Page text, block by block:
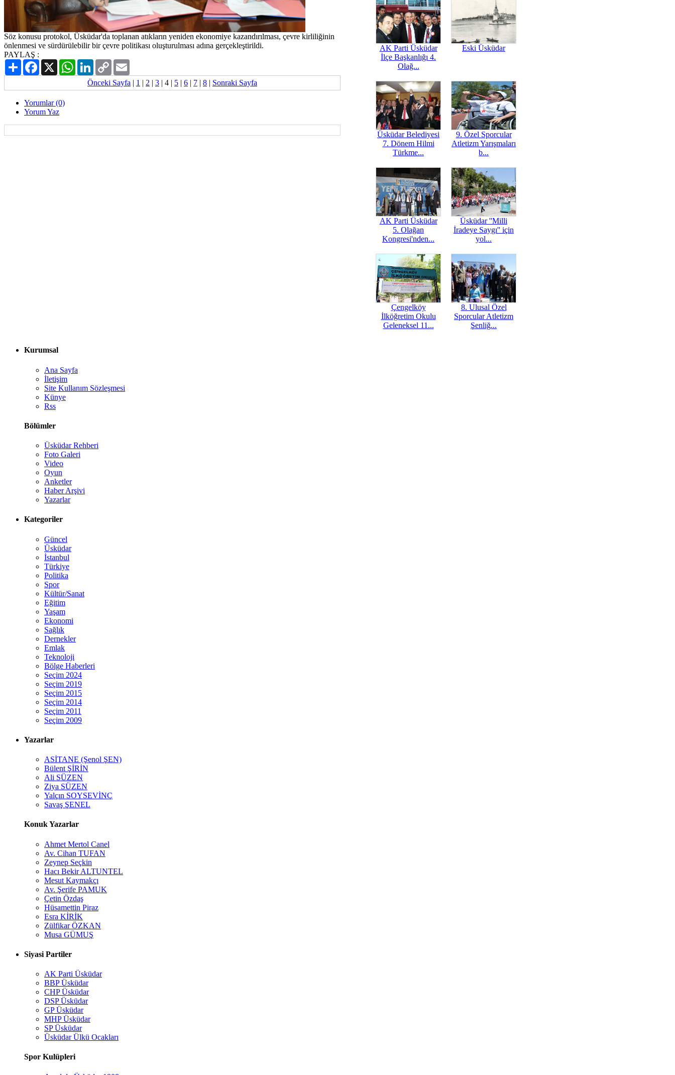
Söz konusu protokol, Üsküdar'da toplanan atıkların yeniden ekonomiye kazandırılması, çevre kirliliğinin
önlenmesi ve sürdürülebilir bir çevre politikası oluşturulması adına gerçekleştirildi.
PAYLAŞ :
PaylaşFacebook
X WhatsAppLinkedIn
Copy
Link
Önceki Sayfa | 1 | 2 | 3 | 4 | 5 | 6 | 7 | 8 | Sonraki Sayfa
Yorumlar (0)
Yorum Yaz
AK Parti Üsküdar
İlçe Başkanlığı 4.
Olağ...
Eski Üsküdar
Üsküdar Belediyesi
7. Dönem Hilmi
Türkme...
9. Özel Sporcular
Atletizm Yarışmaları
b...
AK Parti Üsküdar
5. Olağan
Kongresi'nden...
Üsküdar ''Milli
İradeye Saygı'' için
yol...
Çengelköy
İlköğretim Okulu
Geleneksel 11...
8. Ulusal Özel
Sporcular Atletizm
Şenliğ...
Kurumsal
Ana Sayfa
İletişim
Site Kullanım Sözleşmesi
Künye
Rss
Bölümler
Üsküdar Rehberi
Foto Galeri
Video
Oyun
Anketler
Haber Arşivi
Yazarlar
Kategoriler
Güncel
Üsküdar
İstanbul
Türkiye
Politika
Spor
Kültür/Sanat
Eğitim
Yaşam
Ekonomi
Sağlık
Dernekler
Emlak
Teknoloji
Bölge Haberleri
Seçim 2024
Seçim 2019
Seçim 2015
Seçim 2014
Seçim 2011
Seçim 2009
Yazarlar
ASİTANE (Şenol ŞEN)
Bülent ŞİRİN
Ali SÜZEN
Ziya SÜZEN
Yalçın SOYSEVİNÇ
Savaş ŞENEL
Konuk Yazarlar
Ahmet Mertol Canel
Av. Cihan TUFAN
Zeynep Seçkin
Hacı Bekir ALTUNTEL
Mesut Kaymakçı
Av. Şerife PAMUK
Çetin Özdaş
Hüsamettin Piraz
Esra KİRİK
Zülfikar ÖZKAN
Musa GÜMUŞ
Siyasi Partiler
AK Parti Üsküdar
BBP Üsküdar
CHP Üsküdar
DSP Üsküdar
GP Üsküdar
MHP Üsküdar
SP Üsküdar
Üsküdar Ülkü Ocakları
Spor Kulüpleri